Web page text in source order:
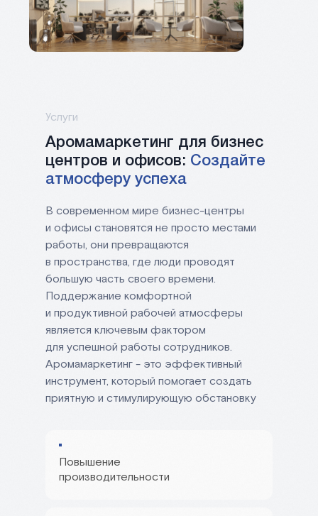
Аромамаркетинг для бизнес
центров и офисов: Создайте
атмосферу успеха
Услуги
В современном мире бизнес-центры
и офисы становятся не просто местами
работы, они превращаются
в пространства, где люди проводят
большую часть своего времени.
Поддержание комфортной
и продуктивной рабочей атмосферы
является ключевым фактором
для успешной работы сотрудников.
Аромамаркетинг - это эффективный
инструмент, который помогает создать
приятную и стимулирующую обстановку
Повышение
производительности